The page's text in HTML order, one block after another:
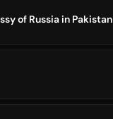
of Russia in Pakistan